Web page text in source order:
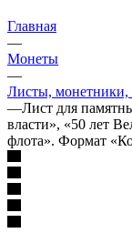
Главная
—
Монеты
—
Листы, монетники,
—Лист для
власти», «50 лет
флота». Формат